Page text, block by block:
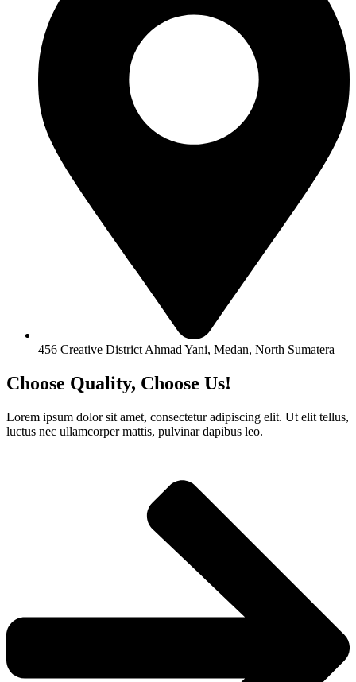
456 Creative District Ahmad Yani, Medan, North Sumatera
Choose Quality, Choose Us!
Lorem ipsum dolor sit amet, consectetur adipiscing elit. Ut elit tellus,
luctus nec ullamcorper mattis, pulvinar dapibus leo.